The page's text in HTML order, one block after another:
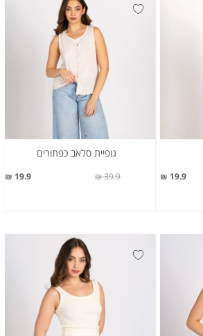
19.9 ₪
גופיית סלאב כפתורים
19.9 ₪ 39.9 ₪